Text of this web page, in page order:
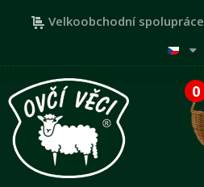
Velkoobchodní spolupráce
0